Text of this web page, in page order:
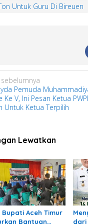
Untuk Guru Di Bireuen
Pemuda
Ke V, Ini Pesan Ketua
Untuk Ketua Terpilih
Lewatkan
Bupati Aceh Timur
Bantuan
dari